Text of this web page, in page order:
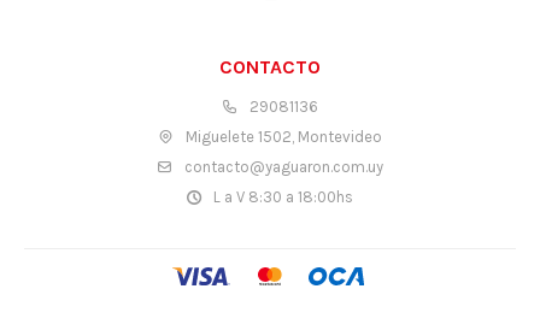
CONTACTO
29081136
Miguelete 1502, Montevideo
contacto@yaguaron.com.uy
L a V 8:30 a 18:00hs